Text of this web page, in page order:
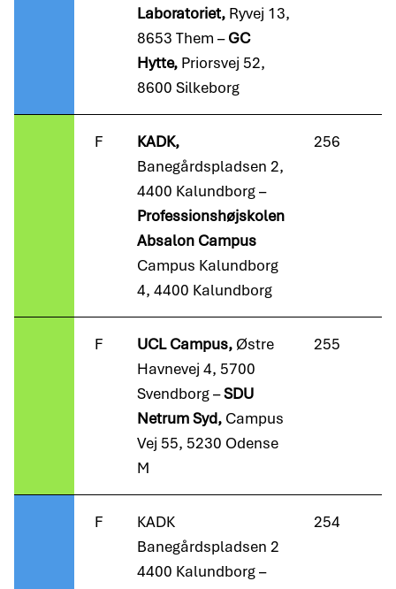
Laboratoriet, Ryvej 13,
8653 Them –GC
Hytte, Priorsvej 52,
8600 Silkeborg
F
KADK,
Banegårdspladsen 2,
4400 Kalundborg –
Professionshøjskolen
Absalon Campus
Campus Kalundborg
4, 4400 Kalundborg
256
F UCL Campus, Østre
Havnevej 4, 5700
Svendborg –SDU
Netrum Syd, Campus
Vej 55, 5230 Odense
M
255
F
KADK
Banegårdspladsen 2
4400 Kalundborg –
254